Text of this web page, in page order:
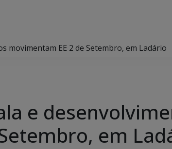
movimentam EE 2 de Setembro, em Ladário
e
em